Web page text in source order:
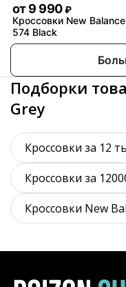
от9 990 ₽
Кроссовки New Balance
574 Black
Подборки
Grey
Кроссовки за 12
Кроссовки за
Кроссовки New